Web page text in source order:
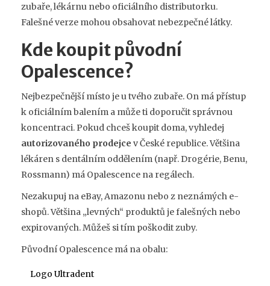
zubaře, lékárnu nebo oficiálního distributorku.
Falešné verze mohou obsahovat nebezpečné látky.
Kde koupit původní
Opalescence?
Nejbezpečnější místo je u tvého zubaře. On má přístup
k oficiálním balením a může ti doporučit správnou
koncentraci. Pokud chceš koupit doma, vyhledej
autorizovaného prodejce v České republice. Většina
lékáren s dentálním oddělením (např. Drogérie, Benu,
Rossmann) má Opalescence na regálech.
Nezakupuj na eBay, Amazonu nebo z neznámých e-
shopů. Většina „levných“ produktů je falešných nebo
expirovaných. Můžeš si tím poškodit zuby.
Původní Opalescence má na obalu:
Logo Ultradent